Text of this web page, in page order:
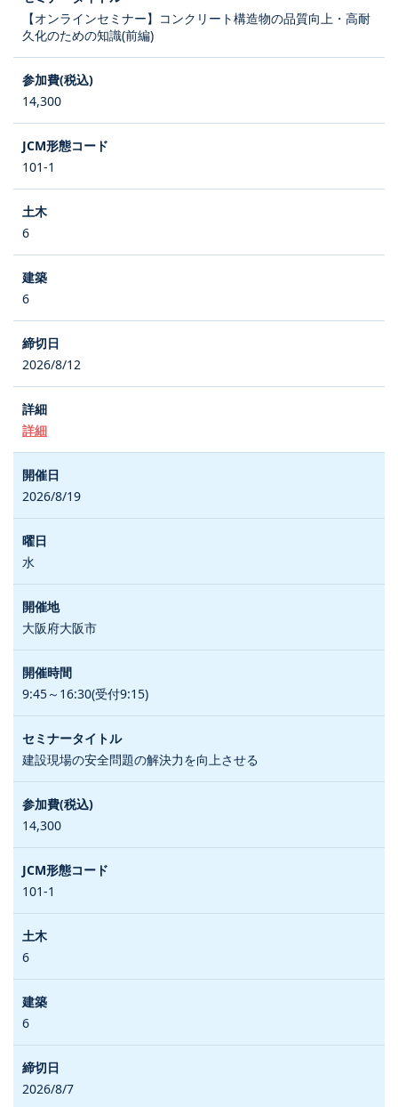
【オンラインセミナー】コンクリート構造物の品質向上・高耐
久化のための知識(前編)
14,300
101-1
6
6
2026/8/12
詳細
2026/8/19
水
大阪府大阪市
9:45～16:30(受付9:15)
建設現場の安全問題の解決力を向上させる
14,300
101-1
6
6
2026/8/7